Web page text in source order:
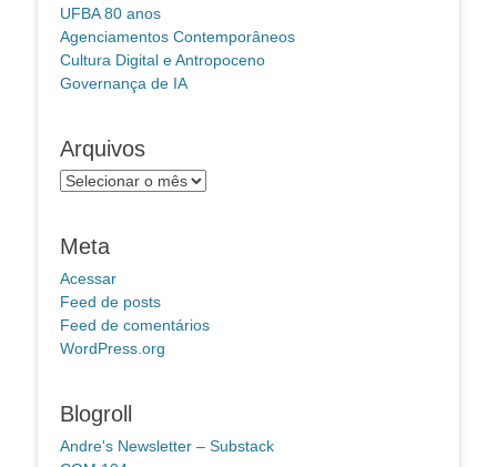
UFBA 80 anos
Agenciamentos Contemporâneos
Cultura Digital e Antropoceno
Governança de IA
Arquivos
Arquivos
Meta
Acessar
Feed de posts
Feed de comentários
WordPress.org
Blogroll
Andre's Newsletter – Substack